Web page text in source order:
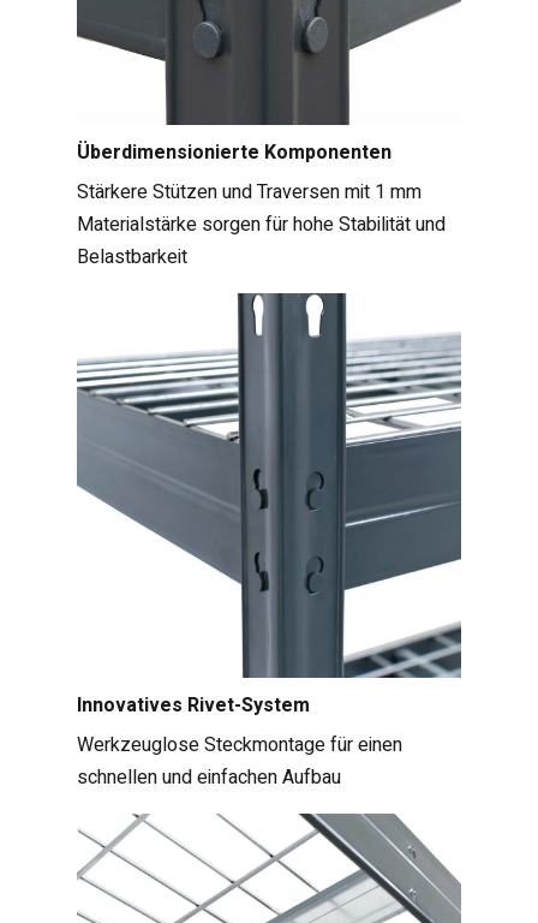
Überdimensionierte Komponenten
Stärkere Stützen und Traversen mit 1 mm
Materialstärke sorgen für hohe Stabilität und
Belastbarkeit
Innovatives Rivet-System
Werkzeuglose Steckmontage für einen
schnellen und einfachen Aufbau